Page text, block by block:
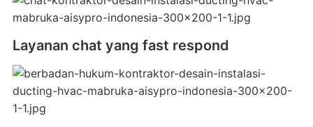
Layanan chat yang fast respond